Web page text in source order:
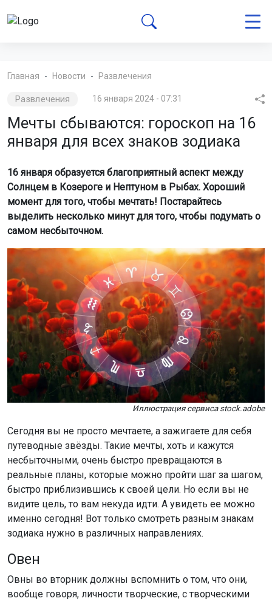
Главная Новости Развлечения
Развлечения 16 января 2024 - 07:31
Мечты сбываются: гороскоп на 16
января для всех знаков зодиака
16 января образуется благоприятный аспект между
Солнцем в Козероге и Нептуном в Рыбах. Хороший
момент для того, чтобы мечтать! Постарайтесь
выделить несколько минут для того, чтобы подумать о
самом несбыточном.
Иллюстрация сервиса stock.adobe
Сегодня вы не просто мечтаете, а зажигаете для себя
путеводные звёзды. Такие мечты, хоть и кажутся
несбыточными, очень быстро превращаются в
реальные планы, которые можно пройти шаг за шагом,
быстро приблизившись к своей цели. Но если вы не
видите цель, то вам некуда идти. А увидеть ее можно
именно сегодня! Вот только смотреть разным знакам
зодиака нужно в различных направлениях.
Овен
Овны во вторник должны вспомнить о том, что они,
вообще говоря, личности творческие, с творческими